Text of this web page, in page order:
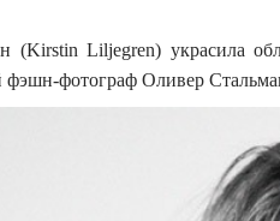
(Kirstin Liljegren) украсила
фотограф Оливер